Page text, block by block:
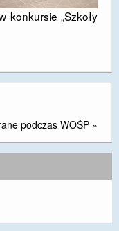
konkursie „Szkoły
podczas WOŚP »